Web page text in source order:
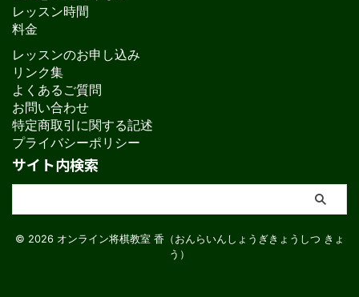
レッスン時間
料金
レッスンのお申し込み
リンク集
よくあるご質問
お問い合わせ
特定商取引に関する記述
プライバシーポリシー
サイト内検索
© 2026 オンライン将棋教室 香（おんらいんしょうぎきょうしつ きょ
う）